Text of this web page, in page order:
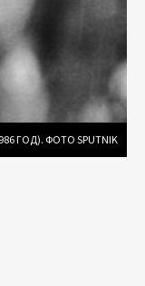
ГОД). ФОТО SPUTNIK